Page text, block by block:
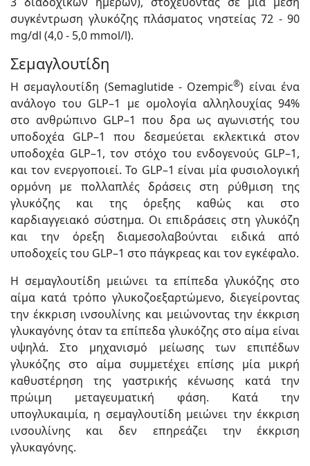
συγκέντρωση γλυκόζης πλάσματος νηστείας 72 - 90
mg/dl (4,0 - 5,0 mmol/l).
Σεμαγλουτίδη
Η σεμαγλουτίδη (Semaglutide - Ozempic®) είναι ένα
ανάλογο του GLP–1 με ομολογία αλληλουχίας 94%
στο ανθρώπινο GLP–1 που δρα ως αγωνιστής του
υποδοχέα GLP–1 που δεσμεύεται εκλεκτικά στον
υποδοχέα GLP–1, τον στόχο του ενδογενούς GLP–1,
και τον ενεργοποιεί. Το GLP–1 είναι μία φυσιολογική
ορμόνη με πολλαπλές δράσεις στη ρύθμιση της
γλυκόζης και της όρεξης καθώς και στο
καρδιαγγειακό σύστημα. Οι επιδράσεις στη γλυκόζη
και την όρεξη διαμεσολαβούνται ειδικά από
υποδοχείς του GLP–1 στο πάγκρεας και τον εγκέφαλο.
H σεμαγλουτίδη μειώνει τα επίπεδα γλυκόζης στο
αίμα κατά τρόπο γλυκοζοεξαρτώμενο, διεγείροντας
την έκκριση ινσουλίνης και μειώνοντας την έκκριση
γλυκαγόνης όταν τα επίπεδα γλυκόζης στο αίμα είναι
υψηλά. Στο μηχανισμό μείωσης των επιπέδων
γλυκόζης στο αίμα συμμετέχει επίσης μία μικρή
καθυστέρηση της γαστρικής κένωσης κατά την
πρώιμη μεταγευματική φάση. Κατά την
υπογλυκαιμία, η σεμαγλουτίδη μειώνει την έκκριση
ινσουλίνης και δεν επηρεάζει την έκκριση
γλυκαγόνης.